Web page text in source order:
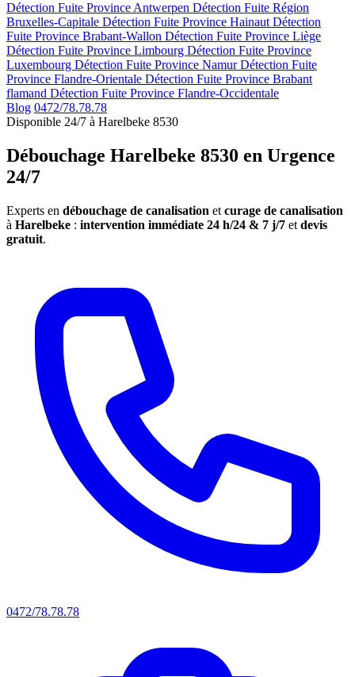
Détection Fuite Province Antwerpen Détection Fuite Région
Bruxelles-Capitale Détection Fuite Province Hainaut Détection
Fuite Province Brabant-Wallon Détection Fuite Province Liège
Détection Fuite Province Limbourg Détection Fuite Province
Luxembourg Détection Fuite Province NamurDétection Fuite
Province Flandre-Orientale Détection Fuite Province Brabant
flamand Détection Fuite Province Flandre-Occidentale
Blog 0472/78.78.78
Disponible 24/7 à Harelbeke 8530
Débouchage Harelbeke 8530 en Urgence
24/7
Experts en débouchage de canalisation et curage de canalisation
à Harelbeke : intervention immédiate 24 h/24 & 7 j/7 et devis
gratuit.
0472/78.78.78